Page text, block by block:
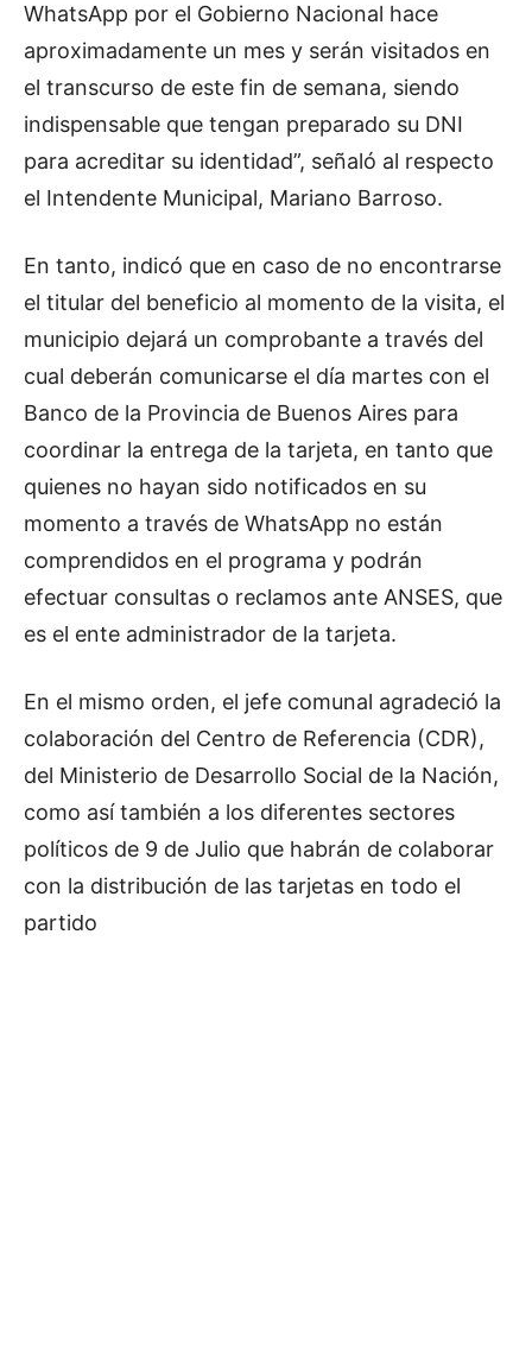
WhatsApp por el Gobierno Nacional hace
aproximadamente un mes y serán visitados en
el transcurso de este fin de semana, siendo
indispensable que tengan preparado su DNI
para acreditar su identidad”, señaló al respecto
el Intendente Municipal, Mariano Barroso.
En tanto, indicó que en caso de no encontrarse
el titular del beneficio al momento de la visita, el
municipio dejará un comprobante a través del
cual deberán comunicarse el día martes con el
Banco de la Provincia de Buenos Aires para
coordinar la entrega de la tarjeta, en tanto que
quienes no hayan sido notificados en su
momento a través de WhatsApp no están
comprendidos en el programa y podrán
efectuar consultas o reclamos ante ANSES, que
es el ente administrador de la tarjeta.
En el mismo orden, el jefe comunal agradeció la
colaboración del Centro de Referencia (CDR),
del Ministerio de Desarrollo Social de la Nación,
como así también a los diferentes sectores
políticos de 9 de Julio que habrán de colaborar
con la distribución de las tarjetas en todo el
partido